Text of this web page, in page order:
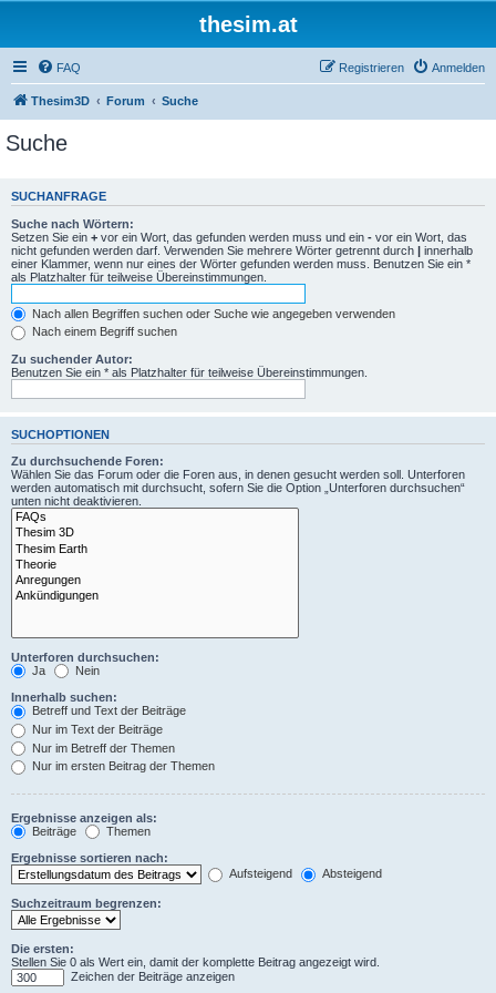
thesim.at
FAQ Anmelden
Registrieren
Thesim3D Forum Suche
Suche
SUCHANFRAGE
Suche nach Wörtern:
Setzen Sie ein + vor ein Wort, das gefunden werden muss und ein - vor ein Wort, das
nicht gefunden werden darf. Verwenden Sie mehrere Wörter getrennt durch | innerhalb
einer Klammer, wenn nur eines der Wörter gefunden werden muss. Benutzen Sie ein *
als Platzhalter für teilweise Übereinstimmungen.
Nach allen Begriffen suchen oder Suche wie angegeben verwenden
Nach einem Begriff suchen
Zu suchender Autor:
Benutzen Sie ein * als Platzhalter für teilweise Übereinstimmungen.
SUCHOPTIONEN
Zu durchsuchende Foren:
Wählen Sie das Forum oder die Foren aus, in denen gesucht werden soll. Unterforen
werden automatisch mit durchsucht, sofern Sie die Option „Unterforen durchsuchen“
unten nicht deaktivieren.
Unterforen durchsuchen:
Ja
Nein
Innerhalb suchen:
Betreff und Text der Beiträge
Nur im Text der Beiträge
Nur im Betreff der Themen
Nur im ersten Beitrag der Themen
Ergebnisse anzeigen als:
Beiträge
Themen
Ergebnisse sortieren nach:
Aufsteigend
Absteigend
Suchzeitraum begrenzen:
Die ersten:
Stellen Sie 0 als Wert ein, damit der komplette Beitrag angezeigt wird.
Zeichen der Beiträge anzeigen